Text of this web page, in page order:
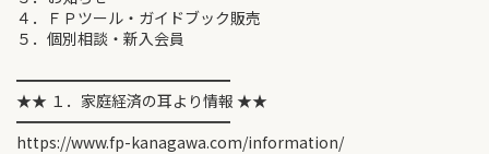
４．ＦＰツール・ガイドブック販売
５．個別相談・新入会員
━━━━━━━━━━━━━━
★★ １．家庭経済の耳より情報 ★★
━━━━━━━━━━━━━━
https://www.fp-kanagawa.com/information/